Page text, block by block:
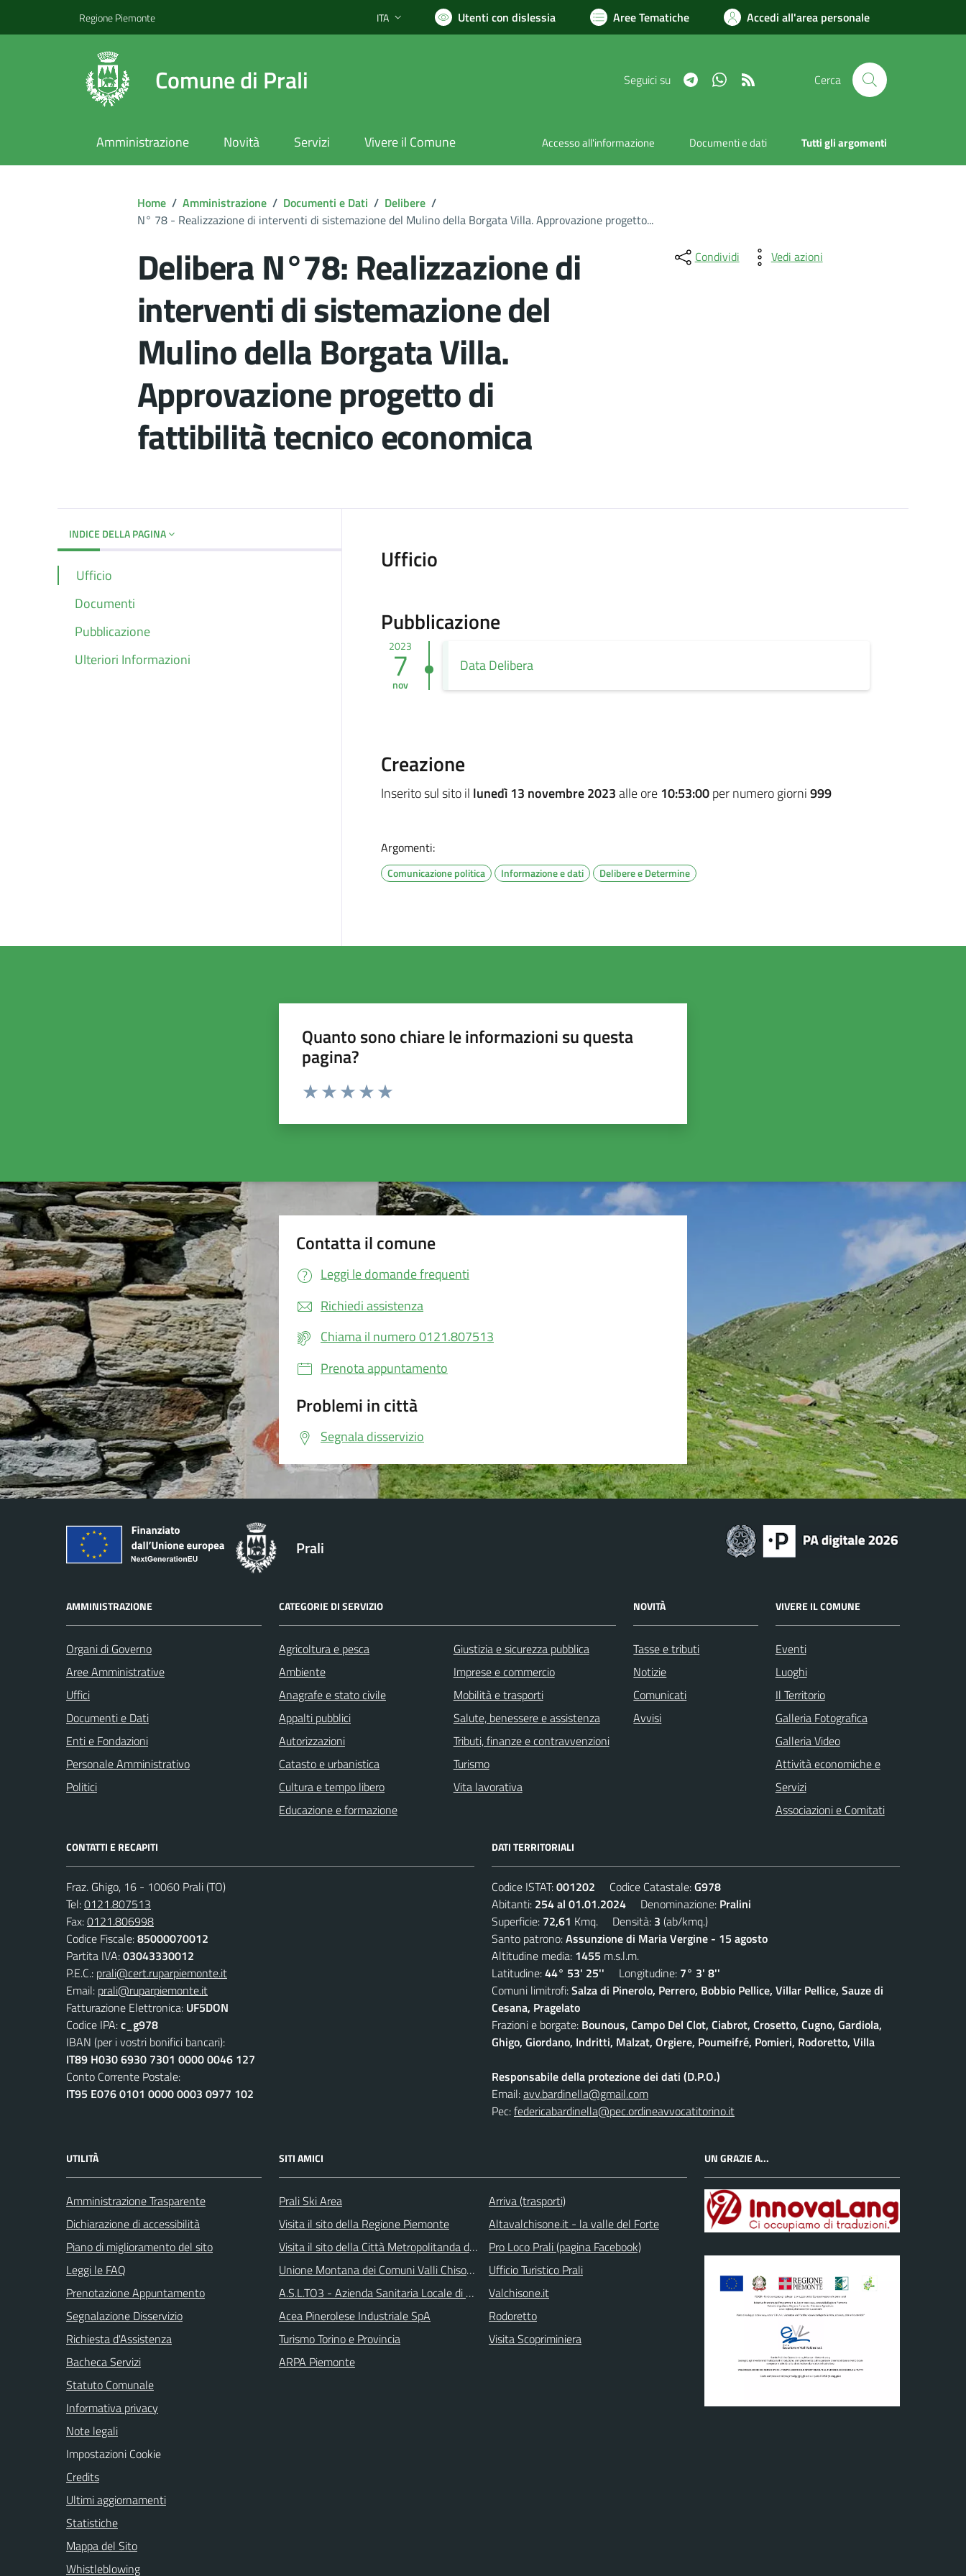
Regione Piemonte Lingua attiva:
ITA Utenti con dislessia Aree Tematiche Accedi all'area personale
Comune di Prali Seguici su TelegramWhatsapp Cerca
Amministrazione Novità Servizi Vivere il Comune Accesso all'informazione Documenti e dati Tutti gli argomenti
Home / Amministrazione / Documenti e Dati / Delibere /
N° 78 - Realizzazione di interventi di sistemazione del Mulino della Borgata Villa. Approvazione progetto...
Delibera N°78: Realizzazione di
interventi di sistemazione del
Mulino della Borgata Villa.
Approvazione progetto di
fattibilità tecnico economica
Condividi Vedi azioni
INDICE DELLA PAGINA
Ufficio
Documenti
Pubblicazione
Ulteriori Informazioni
Ufficio
Pubblicazione
2023
7
nov
Data Delibera
Creazione
Inserito sul sito il lunedì 13 novembre 2023alle ore10:53:00per numero giorni999
Argomenti:
Comunicazione politica Informazione e dati Delibere e Determine
Quanto sono chiare le informazioni su questa
pagina?
Valuta da 1 a 5 stelle la pagina
Contatta il comune
Leggi le domande frequenti
Richiedi assistenza
Chiama il numero 0121.807513
Prenota appuntamento
Problemi in città
Segnala disservizio
Prali
AMMINISTRAZIONE
Organi di Governo
Aree Amministrative
Uffici
Documenti e Dati
Enti e Fondazioni
Personale Amministrativo
Politici
CATEGORIE DI SERVIZIO
Agricoltura e pesca
Ambiente
Anagrafe e stato civile
Appalti pubblici
Autorizzazioni
Catasto e urbanistica
Cultura e tempo libero
Educazione e formazione
Giustizia e sicurezza pubblica
Imprese e commercio
Mobilità e trasporti
Salute, benessere e assistenza
Tributi, finanze e contravvenzioni
Turismo
Vita lavorativa
NOVITÀ
Tasse e tributi
Notizie
Comunicati
Avvisi
VIVERE IL COMUNE
Eventi
Luoghi
Il Territorio
Galleria Fotografica
Galleria Video
Attività economiche e
Servizi
Associazioni e Comitati
CONTATTI E RECAPITI
Fraz. Ghigo, 16 - 10060 Prali (TO)
Tel:0121.807513
Fax:0121.806998
Codice Fiscale:85000070012
Partita IVA:03043330012
P.E.C.: prali@cert.ruparpiemonte.it
Email: prali@ruparpiemonte.it
Fatturazione Elettronica: UF5DON
Codice IPA:c_g978
IBAN (per i vostri bonifici bancari):
IT89 H030 6930 7301 0000 0046 127
Conto Corrente Postale:
IT95 E076 0101 0000 0003 0977 102
DATI TERRITORIALI
Codice ISTAT:001202 Codice Catastale:G978
Abitanti: 254 al 01.01.2024 Denominazione: Pralini
Superficie: 72,61 Kmq. Densità: 3 (ab/kmq.)
Santo patrono:Assunzione di Maria Vergine - 15 agosto
Altitudine media: 1455 m.s.l.m.
Latitudine:44° 53' 25'' Longitudine: 7° 3' 8''
Comuni limitrofi:Salza di Pinerolo, Perrero, Bobbio Pellice, Villar Pellice, Sauze di
Cesana, Pragelato
Frazioni e borgate: Bounous, Campo Del Clot, Ciabrot, Crosetto, Cugno, Gardiola,
Ghigo, Giordano, Indritti, Malzat, Orgiere, Poumeifré, Pomieri, Rodoretto, Villa
Responsabile della protezione dei dati (D.P.O.)
Email:avv.bardinella@gmail.com
Pec:federicabardinella@pec.ordineavvocatitorino.it
UTILITÀ
Amministrazione Trasparente
Dichiarazione di accessibilità
Piano di miglioramento del sito
Leggi le FAQ
Prenotazione Appuntamento
Segnalazione Disservizio
Richiesta d'Assistenza
Bacheca Servizi
Statuto Comunale
Informativa privacy
Note legali
Impostazioni Cookie
Credits
Ultimi aggiornamenti
Statistiche
Mappa del Sito
Whistleblowing
SITI AMICI
Prali Ski Area
Visita il sito della Regione Piemonte
Visita il sito della Città Metropolitanda di Torino
Unione Montana dei Comuni Valli Chisone e Germanasca
A.S.L.TO3 - Azienda Sanitaria Locale di Collegno e Pinerolo
Acea Pinerolese Industriale SpA
Turismo Torino e Provincia
ARPA Piemonte
Arriva (trasporti)
Altavalchisone.it - la valle del Forte
Pro Loco Prali (pagina Facebook)
Ufficio Turistico Prali
Valchisone.it
Rodoretto
Visita Scopriminiera
UN GRAZIE A...